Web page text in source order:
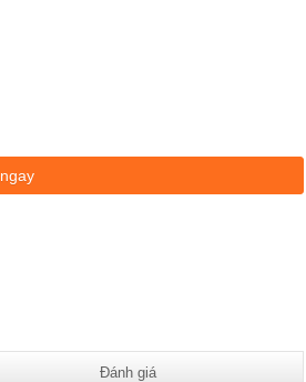
Đánh giá